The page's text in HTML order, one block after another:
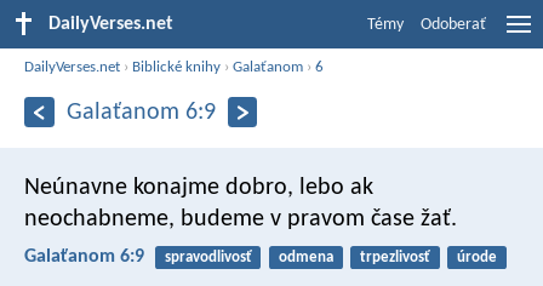
DailyVerses.net Témy Odoberať
DailyVerses.net › Biblické knihy ›Galaťanom ›6
Galaťanom 6:9
Neúnavne konajme dobro, lebo ak
neochabneme, budeme v pravom čase žať.
Galaťanom 6:9 spravodlivosť odmena trpezlivosť úrode